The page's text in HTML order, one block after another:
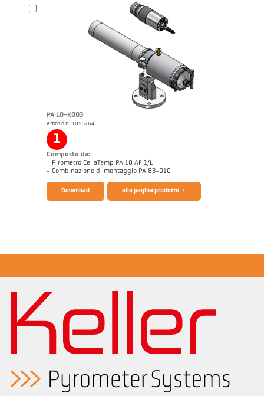
PA 10-K003
Articolo n.: 1095764
1
Composto da:
- Pirometro CellaTemp PA 10 AF 1/L
- Combinazione di montaggio PA 83-010
Catalogo CellaTemp PA Questionario per pirometri ad infrarossi
Note applicativa Alluminio
Download alla pagina prodotto